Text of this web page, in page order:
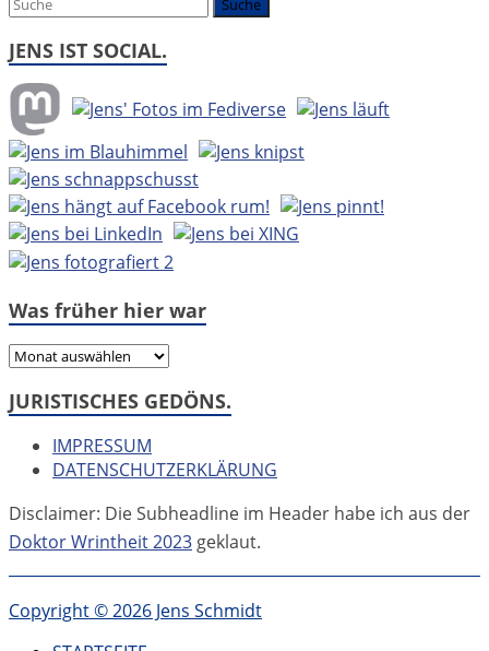
JENS IST SOCIAL.
Was früher hier war
Was
hier
JURISTISCHES GEDÖNS.
IMPRESSUM
DATENSCHUTZERKLÄRUNG
Disclaimer: Die Subheadline im Header habe ich aus der
Doktor Wrintheit 2023 geklaut.
Copyright © 2026 Jens Schmidt